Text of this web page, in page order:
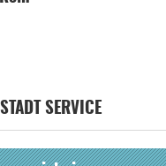
SERVICE